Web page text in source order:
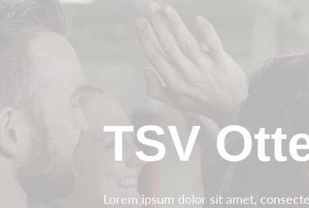
TSV
Lorem ipsum dolor sit amet,